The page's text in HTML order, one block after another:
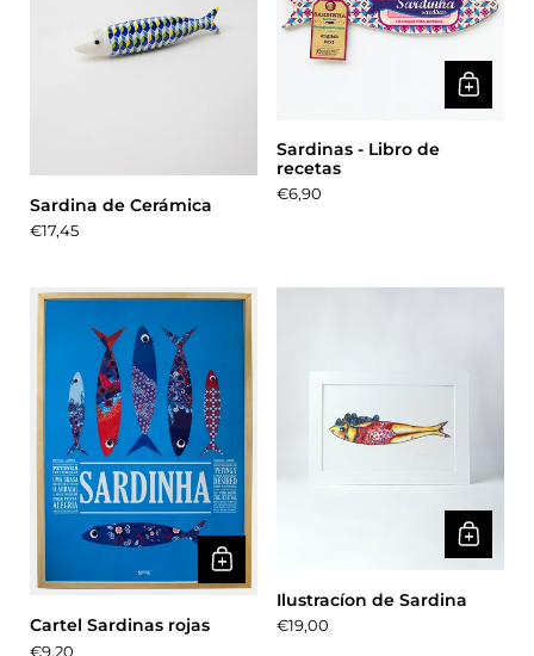
Sardina de Cerámica
Precio:
€17,45
Sardinas - Libro de
recetas
Precio:
€6,90
Cartel Sardinas rojas
Precio:
€9,20
Ilustracíon de Sardina
Precio:
€19,00